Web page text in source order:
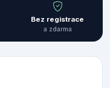
Bez registrace
a zdarma